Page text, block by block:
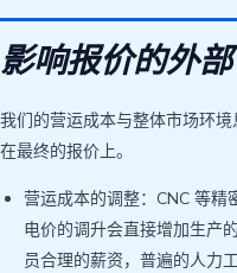
影响报价的外
我们的营运成本与整体市场环
在最终的报价上。
营运成本的调整：CNC 等
电价的调升会直接增加生产
员合理的薪资，普遍的人力